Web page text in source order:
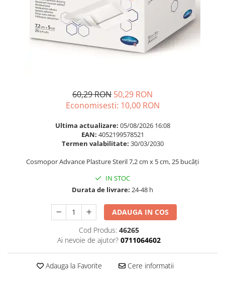
Omega 3
Par si unghii
Probiotice si prebiotice
Sistemul respirator
Slabire si control greutate
Somn stres si anxietate
Supliment Calciu
Supliment Magneziu
Supliment Vitamina B
Supliment Vitamina C
Supliment Vitamina D3
Supliment Zinc
Ingrijire par
Balsam masca si tratament
Produse cu SPF Pentru Fata
60,29 RON 50,29 RON
Economisesti: 10,00 RON
Ultima actualizare: 05/08/2026 16:08
EAN: 4052199578521
Termen valabilitate: 30/03/2030
Cosmopor Advance Plasture Steril 7,2 cm x 5 cm, 25 bucăți
IN STOC
Durata de livrare: 24-48 h
ADAUGA IN COS
Cod Produs: 46265
Ai nevoie de ajutor? 0711064602
Adauga la Favorite Cere informatii